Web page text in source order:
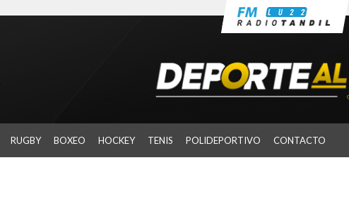
RUGBY BOXEO HOCKEY TENIS POLIDEPORTIVO CONTACTO